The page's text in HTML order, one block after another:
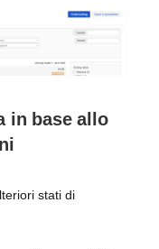
in base allo
stati di